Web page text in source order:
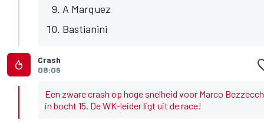
A Marquez
Bastianini
Crash
08:06
Een zware crash op hoge snelheid voor Marco
in bocht 15. De WK-leider ligt uit de race!